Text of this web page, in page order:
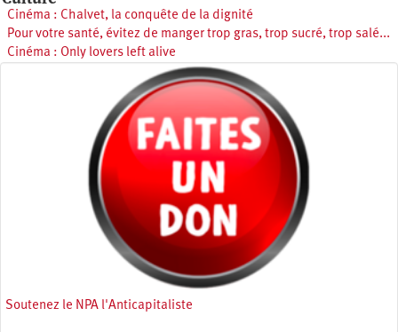
Cinéma : Chalvet, la conquête de la dignité
Pour votre santé, évitez de manger trop gras, trop sucré, trop salé...
Cinéma : Only lovers left alive
Soutenez le NPA l'Anticapitaliste